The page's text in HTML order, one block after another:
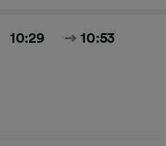
10:29 10:53